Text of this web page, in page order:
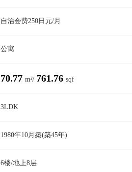
自治会费250日元/月
公寓
70.77 m²/ 761.76 sqf
3LDK
1980年10月築(築45年)
6楼/地上8层